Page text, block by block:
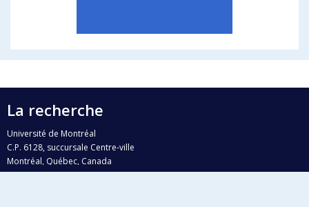
La recherche
Université de Montréal
C.P. 6128, succursale Centre-ville
Montréal, Québec, Canada
H3C 3J7